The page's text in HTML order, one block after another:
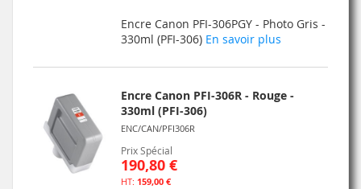
MA
LISTE
D’ENVIE
COMPARATEUR
Encre Canon PFI-306PGY - Photo Gris -
330ml (PFI-306) En savoir plus
Encre Canon PFI-306R - Rouge -
330ml (PFI-306)
ENC/CAN/PFI306R
Prix Spécial
190,80 €
159,00 €